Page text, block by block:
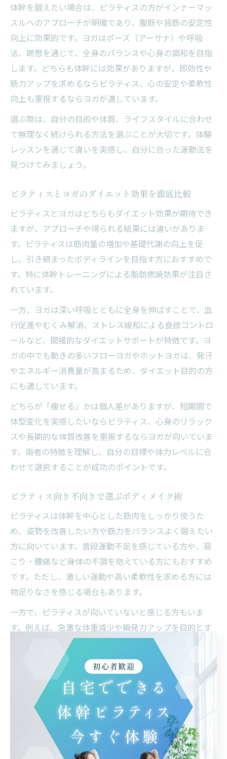
体幹を鍛えたい場合は、ピラティスの方がインナーマッ
スルへのアプローチが明確であり、腹筋や背筋の安定性
向上に効果的です。ヨガはポーズ（アーサナ）や呼吸
法、瞑想を通じて、全身のバランスや心身の調和を目指
します。どちらも体幹には効果がありますが、即効性や
筋力アップを求めるならピラティス、心の安定や柔軟性
向上も重視するならヨガが適しています。
選ぶ際は、自分の目的や体質、ライフスタイルに合わせ
て無理なく続けられる方法を選ぶことが大切です。体験
レッスンを通じて違いを実感し、自分に合った運動法を
見つけてみましょう。
ピラティスとヨガのダイエット効果を徹底比較
ピラティスとヨガはどちらもダイエット効果が期待でき
ますが、アプローチや得られる結果には違いがありま
す。ピラティスは筋肉量の増加や基礎代謝の向上を促
し、引き締まったボディラインを目指す方におすすめで
す。特に体幹トレーニングによる脂肪燃焼効果が注目さ
れています。
一方、ヨガは深い呼吸とともに全身を伸ばすことで、血
行促進やむくみ解消、ストレス緩和による食欲コントロ
ールなど、間接的なダイエットサポートが特徴です。ヨ
ガの中でも動きの多いフローヨガやホットヨガは、発汗
やエネルギー消費量が高まるため、ダイエット目的の方
にも適しています。
どちらが「痩せる」かは個人差がありますが、短期間で
体型変化を実感したいならピラティス、心身のリラック
スや長期的な体質改善を重視するならヨガが向いていま
す。両者の特徴を理解し、自分の目標や体力レベルに合
わせて選択することが成功のポイントです。
ピラティス向き不向きで選ぶボディメイク術
ピラティスは体幹を中心とした筋肉をしっかり使うた
め、姿勢を改善したい方や筋力をバランスよく鍛えたい
方に向いています。普段運動不足を感じている方や、肩
こり・腰痛など身体の不調を抱えている方にもおすすめ
です。ただし、激しい運動や高い柔軟性を求める方には
物足りなさを感じる場合もあります。
一方で、ピラティスが向いていないと感じる方もいま
す。例えば、急激な体重減少や瞬発力アップを目的とす
る方、または関節に痛みや障害がある方は、無理なポー
ズやエクササイズが逆効果となることもあるため注意が
必要です。ピラティスはゆっくりとした動きや正確なフ
ォームを重視するため、集中力が続かない方には難しく
感じることも。
自分に合ったボディメイク術を見つけるためには、体験
レッスンを受けてピラティスとヨガそれぞれの特徴を体
感することが大切です。専門インストラクターに相談